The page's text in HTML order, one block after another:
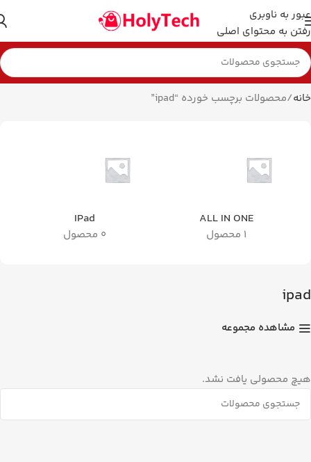
عبور به ناوبری
رفتن به محتوای اصلی
خانه محصولات برچسب خورده “ipad”
ALL IN ONE
1 محصول
IPad
0 محصول
ipad
مشاهده مجموعه
هیچ محصولی یافت نشد.